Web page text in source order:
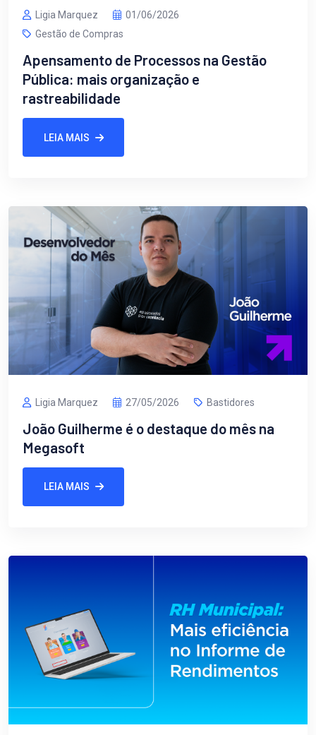
Ligia Marquez
01/06/2026
Gestão de Compras
Apensamento de Processos na Gestão
Pública: mais organização e
rastreabilidade
LEIA MAIS
Ligia Marquez 27/05/2026 Bastidores
João Guilherme é o destaque do mês na
Megasoft
LEIA MAIS